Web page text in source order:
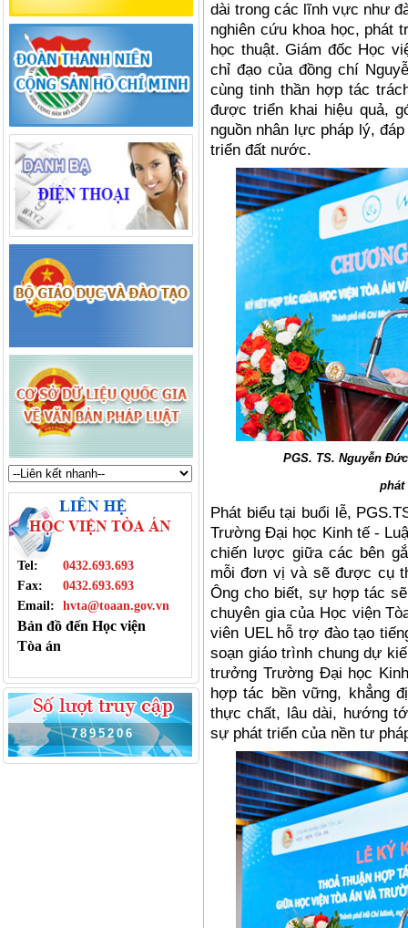
Tel:
0432.693.693
Fax:
0432.693.693
Email:
hvta@toaan.gov.vn
Bản đồ đến Học viện
Tòa án
7 8 9 5 2 0 6
dài trong các lĩnh vực như
nghiên cứu khoa học, phát
học thuật. Giám đốc Học
chỉ đạo của đồng chí
cùng tinh thần hợp tác
được triển khai hiệu quả, g
nguồn nhân lực pháp lý, đá
triển đất nước.
PGS. TS. Nguyễn
phát
Phát biểu tại buổi lễ,
Trường Đại học Kinh tế- Lu
chiến lược giữa các bên
mỗi đơn vị và sẽ được cụ
Ông cho biết, sự hợp tác
chuyên gia của Học viện
viên UEL hỗ trợ đào tạo ti
soạn giáo trình chung dự
trưởng Trường Đại học
hợp tác bền vững, khẳng
thực chất, l âu dài, hướng
sự phát triển của nền tư phá